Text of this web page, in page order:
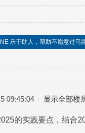
乐于助人，帮助不愿意过马
09:45:04 显示全部楼
的实践要点，结合